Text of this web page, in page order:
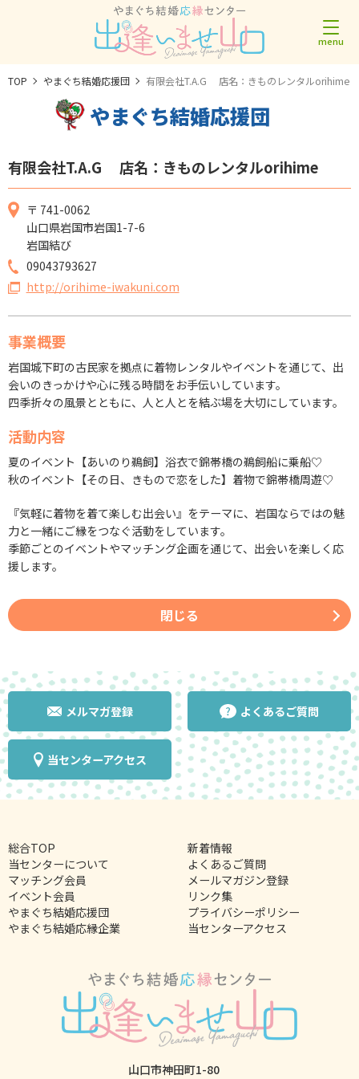
TOP やまぐち結婚応援団 有限会社T.A.G 店名：きものレンタルorihime
やまぐち結婚応援団
有限会社T.A.G 店名：きものレンタルorihime
〒 741-0062
山口県岩国市岩国1-7-6
岩国結び
09043793627
http://orihime-iwakuni.com
事業概要
岩国城下町の古民家を拠点に着物レンタルやイベントを通じて、出
会いのきっかけや心に残る時間をお手伝いしています。
四季折々の風景とともに、人と人とを結ぶ場を大切にしています。
活動内容
夏のイベント【あいのり鵜飼】浴衣で錦帯橋の鵜飼船に乗船♡
秋のイベント【その日、きもので恋をした】着物で錦帯橋周遊♡
『気軽に着物を着て楽しむ出会い』をテーマに、岩国ならではの魅
力と一緒にご縁をつなぐ活動をしています。
季節ごとのイベントやマッチング企画を通じて、出会いを楽しく応
援します。
閉じる
メルマガ登録 よくあるご質問
当センターアクセス
総合TOP
当センターについて
マッチング会員
イベント会員
やまぐち結婚応援団
やまぐち結婚応縁企業
新着情報
よくあるご質問
メールマガジン登録
リンク集
プライバシーポリシー
当センターアクセス
山口市神田町1-80